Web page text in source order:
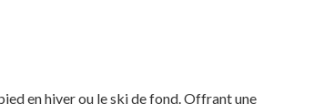
en hiver ou le ski de fond. Offrant une